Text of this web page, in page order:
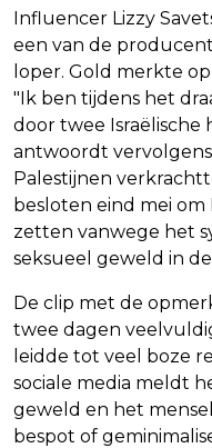
Influencer Lizzy
een van de
loper. Gold merkte
"Ik ben tijdens het
door twee Israëlische
antwoordt
Palestijnen
besloten eind mei om
zetten vanwege het
seksueel geweld in
De clip met de
twee dagen
leidde tot veel boze
sociale media meldt
geweld en het
bespot of